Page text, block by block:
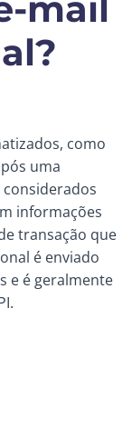
como
uma
informações
transação que
é enviado
e é geralmente